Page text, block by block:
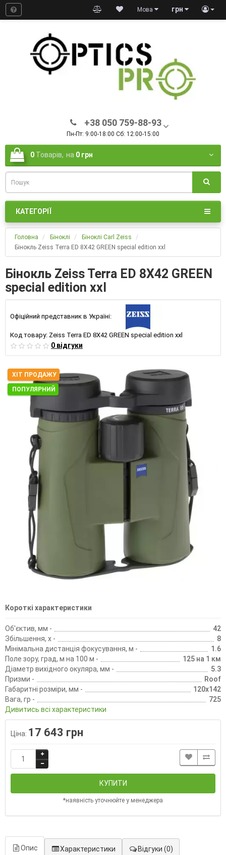
грн
Мова
+38 050 759-88-93
Пн-Пт: 9:00-18:00 Сб: 12:00-15:00
0 Товарів, на 0 грн
КАТЕГОРІЇ
Головна Біноклі
Біноклі Carl Zeiss
Бінокль Zeiss Terra ED 8Х42 GREEN special edition xxl
Бінокль Zeiss Terra ED 8Х42 GREEN
special edition xxl
Офіційний представник в Україні:
Код товару: Zeiss Terra ED 8Х42 GREEN special edition xxl
0 відгуки
ХІТ ПРОДАЖУ
ПОПУЛЯРНИЙ
Короткі характеристики
Об'єктив, мм -
42
Збільшення, х -
8
Мінімальна дистанція фокусування, м -
1.6
Поле зору, град, м на 100 м -
125 на 1 км
Діаметр вихідного окуляра, мм -
5.3
Призми -
Roof
Габаритні розміри, мм -
120х142
Вага, гр -
725
Дивитись всі характеристики
Ціна: 17 643 грн
КУПИТИ
*наявність уточнюйте у менеджера
Опис Характеристики Відгуки (0)